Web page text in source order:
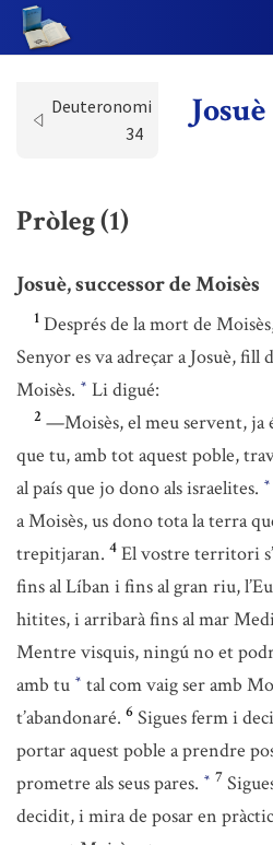
Deuteronomi
34
Josuè
Pròleg (1)
Josuè, successor de Moisès
1 Després de la mort de
Senyor es va adreçar a Josuè,
Moisès. * Li digué:
2 —Moisès, el meu servent, ja
que tu, amb tot aquest poble,
al país que jo dono als israelites. *
a Moisès, us dono tota la terra
trepitjaran. 4 El vostre territori
fins al Líban i fins al gran riu,
hitites, i arribarà fins al mar
Mentre visquis, ningú no et
amb tu * tal com vaig ser amb
t’abandonaré. 6 Sigues ferm i
portar aquest poble a prendre
prometre als seus pares. * 7
decidit, i mira de posar en